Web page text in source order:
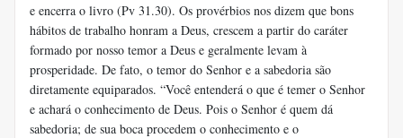
e encerra o livro (Pv 31.30). Os provérbios nos dizem que bons
hábitos de trabalho honram a Deus, crescem a partir do caráter
formado por nosso temor a Deus e geralmente levam à
prosperidade. De fato, o temor do Senhor e a sabedoria são
diretamente equiparados. “Você entenderá o que é temer o Senhor
e achará o conhecimento de Deus. Pois o Senhor é quem dá
sabedoria; de sua boca procedem o conhecimento e o